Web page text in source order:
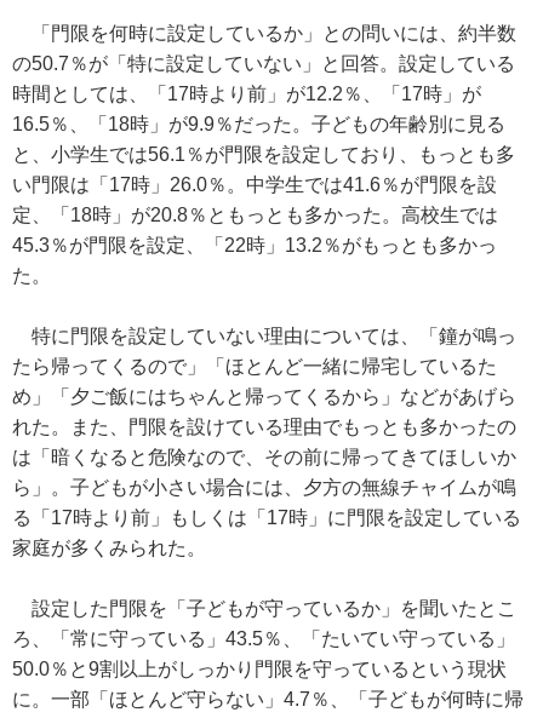
「門限を何時に設定しているか」との問いには、約半数
の50.7％が「特に設定していない」と回答。設定している
時間としては、「17時より前」が12.2％、「17時」が
16.5％、「18時」が9.9％だった。子どもの年齢別に見る
と、小学生では56.1％が門限を設定しており、もっとも多
い門限は「17時」26.0％。中学生では41.6％が門限を設
定、「18時」が20.8％ともっとも多かった。高校生では
45.3％が門限を設定、「22時」13.2％がもっとも多かっ
た。
特に門限を設定していない理由については、「鐘が鳴っ
たら帰ってくるので」「ほとんど一緒に帰宅しているた
め」「夕ご飯にはちゃんと帰ってくるから」などがあげら
れた。また、門限を設けている理由でもっとも多かったの
は「暗くなると危険なので、その前に帰ってきてほしいか
ら」。子どもが小さい場合には、夕方の無線チャイムが鳴
る「17時より前」もしくは「17時」に門限を設定している
家庭が多くみられた。
設定した門限を「子どもが守っているか」を聞いたとこ
ろ、「常に守っている」43.5％、「たいてい守っている」
50.0％と9割以上がしっかり門限を守っているという現状
に。一部「ほとんど守らない」4.7％、「子どもが何時に帰